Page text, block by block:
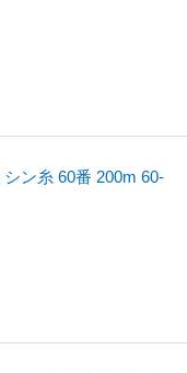
ン糸 60番 200m 60-